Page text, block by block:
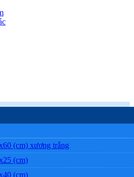
(cm) xương trắng
(cm)
(cm)